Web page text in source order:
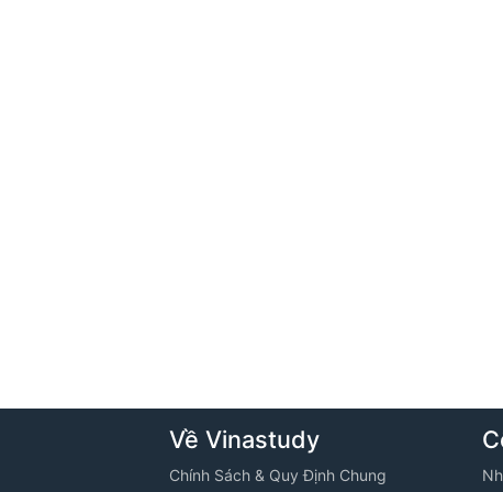
Về Vinastudy
Chính Sách & Quy Định Chung